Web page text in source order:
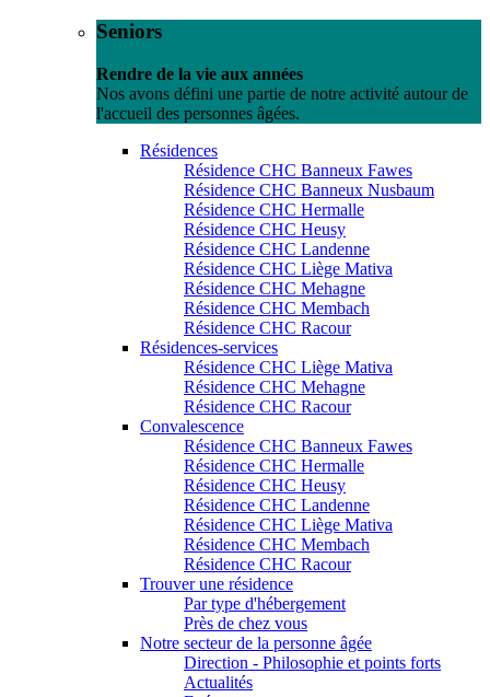
Seniors
Rendre de la vie aux années
Nos avons défini une partie de notre activité autour de
l'accueil des personnes âgées.
Résidences
Résidence CHC Banneux Fawes
Résidence CHC Banneux Nusbaum
Résidence CHC Hermalle
Résidence CHC Heusy
Résidence CHC Landenne
Résidence CHC Liège Mativa
Résidence CHC Mehagne
Résidence CHC Membach
Résidence CHC Racour
Résidences-services
Résidence CHC Liège Mativa
Résidence CHC Mehagne
Résidence CHC Racour
Convalescence
Résidence CHC Banneux Fawes
Résidence CHC Hermalle
Résidence CHC Heusy
Résidence CHC Landenne
Résidence CHC Liège Mativa
Résidence CHC Membach
Résidence CHC Racour
Trouver une résidence
Par type d'hébergement
Près de chez vous
Notre secteur de la personne âgée
Direction - Philosophie et points forts
Actualités